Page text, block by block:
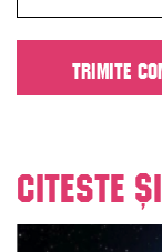
Citeste și